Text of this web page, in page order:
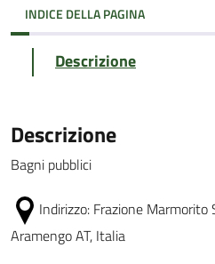
INDICE DELLA PAGINA
Descrizione
Descrizione
Bagni pubblici
Indirizzo: Frazione
Aramengo AT, Italia